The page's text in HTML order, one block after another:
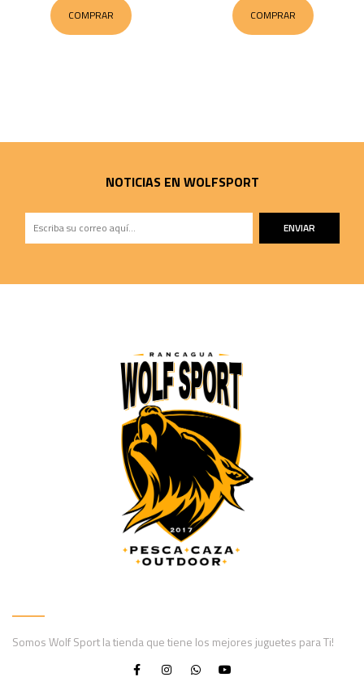
COMPRAR COMPRAR
NOTICIAS EN WOLFSPORT
ENVIAR
Somos Wolf Sport la tienda que tiene los mejores juguetes para Ti!